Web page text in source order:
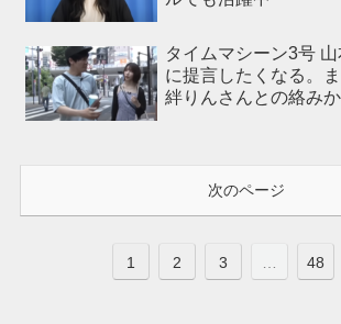
タイムマシーン3号
に提言したくなる。
絆りんさんとの絡み
次のページ
1 2 3 48